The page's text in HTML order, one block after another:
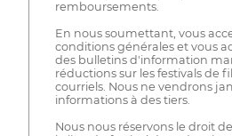
remboursements.
En nous soumettant, vous
conditions générales et vous
des bulletins d'information
réductions sur les festivals de
courriels. Nous ne vendrons
informations à des tiers.
Nous nous réservons le droit